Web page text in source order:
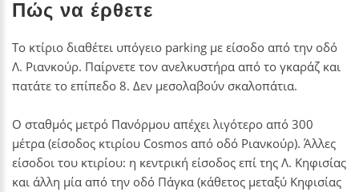
Πώς να έρθετε
Το κτίριο διαθέτει υπόγειο parking με είσοδο από την οδό
Λ. Ριανκούρ. Παίρνετε τον ανελκυστήρα από το γκαράζ και
πατάτε το επίπεδο 8. Δεν μεσολαβούν σκαλοπάτια.
Ο σταθμός μετρό Πανόρμου απέχει λιγότερο από 300
μέτρα (είσοδος κτιρίου Cosmos από οδό Ριανκούρ). Άλλες
είσοδοι του κτιρίου: η κεντρική είσοδος επί της Λ. Κηφισίας
και άλλη μία από την οδό Πάγκα (κάθετος μεταξύ Κηφισίας